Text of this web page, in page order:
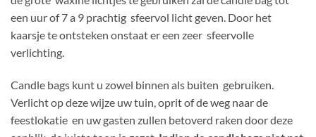
een uur of 7 a 9 prachtig sfeervol licht geven. Door het
kaarsje te ontsteken onstaat er een zeer sfeervolle
verlichting.
Candle bags kunt u zowel binnen als buiten gebruiken.
Verlicht op deze wijze uw tuin, oprit of de weg naar de
feestlokatie en uw gasten zullen betoverd raken door deze